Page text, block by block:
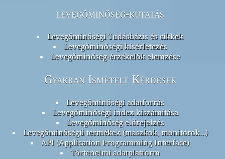
levegőminőség-kutatás
Levegőminőségi Tudásbázis és cikkek
Levegőminőségi kísérletezés
Levegőminőség-érzékelők elemzése
Gyakran Ismételt Kérdések
Levegőminőségi adatforrás
Levegőminőségi index kiszámítása
Levegőminőség előrejelzés
Levegőminőségű termékek (maszkok, monitorok…)
API (Application Programming Interface)
Történelmi adatplatform